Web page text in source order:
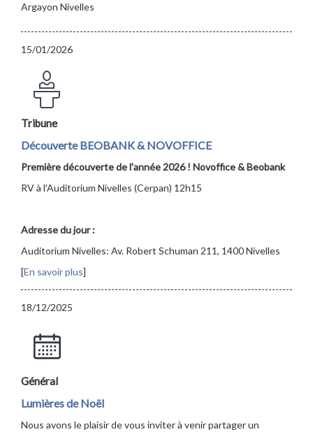
Argayon Nivelles
15/01/2026
Tribune
Découverte BEOBANK & NOVOFFICE
Première découverte de l'année 2026 ! Novoffice & Beobank
RV à l'Auditorium Nivelles (Cerpan) 12h15
Adresse du jour :
Auditorium Nivelles: Av. Robert Schuman 211, 1400 Nivelles
[En savoir plus]
18/12/2025
Général
Lumières de Noël
Nous avons le plaisir de vous inviter à venir partager un